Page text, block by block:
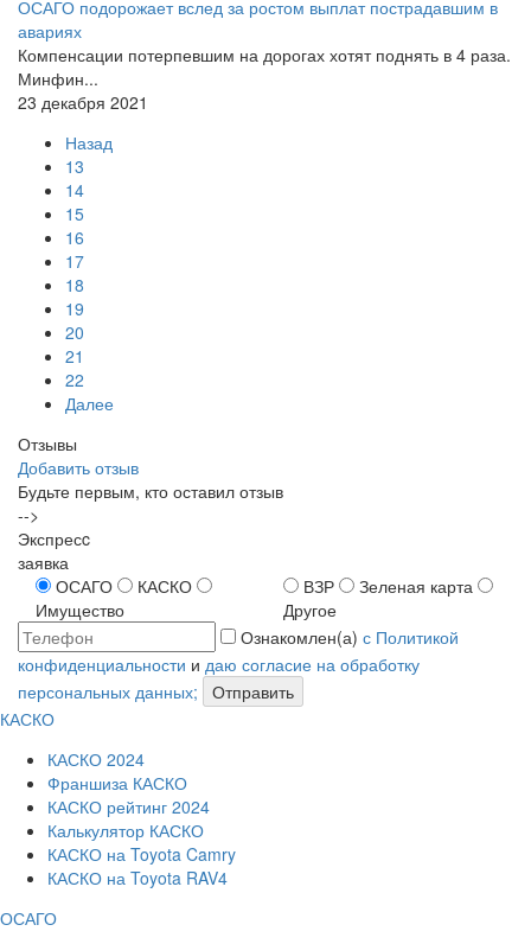
ОСАГО подорожает вслед за ростом выплат пострадавшим в
авариях
Компенсации потерпевшим на дорогах хотят поднять в 4 раза.
Минфин...
23 декабря 2021
Назад
13
14
15
16
17
18
19
20
21
22
Далее
Отзывы
Добавить отзыв
Будьте первым, кто оставил отзыв
-->
Экспресc
заявка
ОСАГО
КАСКО
Имущество
ВЗР
Зеленая карта
Другое
Ознакомлен(а) с Политикой
конфиденциальности и даю согласие на обработку
персональных данных;
Отправить
КАСКО
КАСКО 2024
Франшиза КАСКО
КАСКО рейтинг 2024
Калькулятор КАСКО
КАСКО на Toyota Camry
КАСКО на Toyota RAV4
ОСАГО